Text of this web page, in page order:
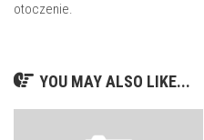
otoczenie.
YOU MAY ALSO LIKE...